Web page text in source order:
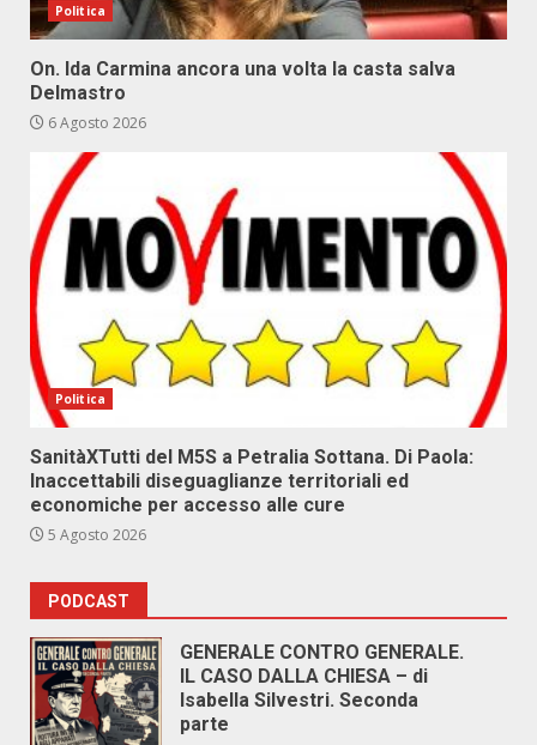
Politica
On. Ida Carmina ancora una volta la casta salva
Delmastro
6 Agosto 2026
Politica
SanitàXTutti del M5S a Petralia Sottana. Di Paola:
Inaccettabili diseguaglianze territoriali ed
economiche per accesso alle cure
5 Agosto 2026
PODCAST
GENERALE CONTRO GENERALE.
IL CASO DALLA CHIESA – di
Isabella Silvestri. Seconda
parte